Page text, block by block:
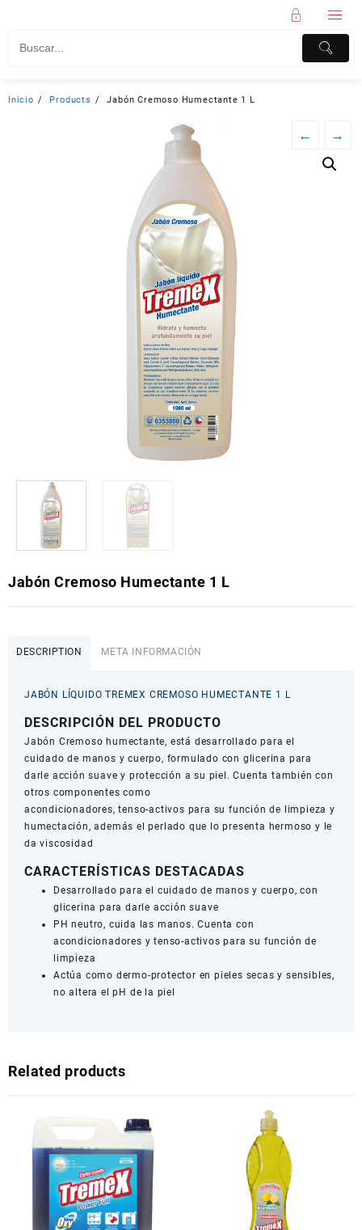
Inicio Products Jabón Cremoso Humectante 1 L
← →
Jabón Cremoso Humectante 1 L
DESCRIPTION META INFORMACIÓN
JABÓN LÍQUIDO TREMEX CREMOSO HUMECTANTE 1 L
DESCRIPCIÓN DEL PRODUCTO
Jabón Cremoso humectante, está desarrollado para el
cuidado de manos y cuerpo, formulado con glicerina para
darle acción suave y protección a su piel. Cuenta también con
otros componentes como
acondicionadores, tenso-activos para su función de limpieza y
humectación, además el perlado que lo presenta hermoso y le
da viscosidad
CARACTERÍSTICAS DESTACADAS
Desarrollado para el cuidado de manos y cuerpo, con
glicerina para darle acción suave
PH neutro, cuida las manos. Cuenta con
acondicionadores y tenso-activos para su función de
limpieza
Actúa como dermo-protector en pieles secas y sensibles,
no altera el pH de la piel
Related products